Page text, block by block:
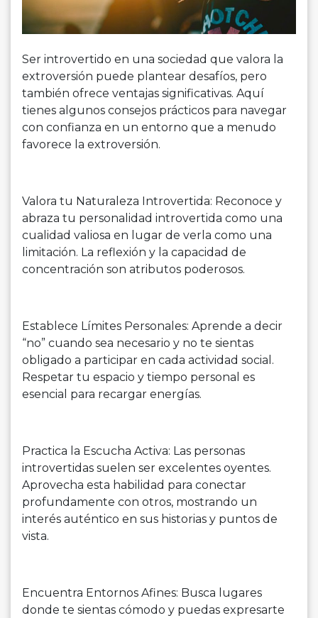
Ser introvertido en una sociedad que valora la
extroversión puede plantear desafíos, pero
también ofrece ventajas significativas. Aquí
tienes algunos consejos prácticos para navegar
con confianza en un entorno que a menudo
favorece la extroversión.
Valora tu Naturaleza Introvertida: Reconoce y
abraza tu personalidad introvertida como una
cualidad valiosa en lugar de verla como una
limitación. La reflexión y la capacidad de
concentración son atributos poderosos.
Establece Límites Personales: Aprende a decir
“no” cuando sea necesario y no te sientas
obligado a participar en cada actividad social.
Respetar tu espacio y tiempo personal es
esencial para recargar energías.
Practica la Escucha Activa: Las personas
introvertidas suelen ser excelentes oyentes.
Aprovecha esta habilidad para conectar
profundamente con otros, mostrando un
interés auténtico en sus historias y puntos de
vista.
Encuentra Entornos Afines: Busca lugares
donde te sientas cómodo y puedas expresarte